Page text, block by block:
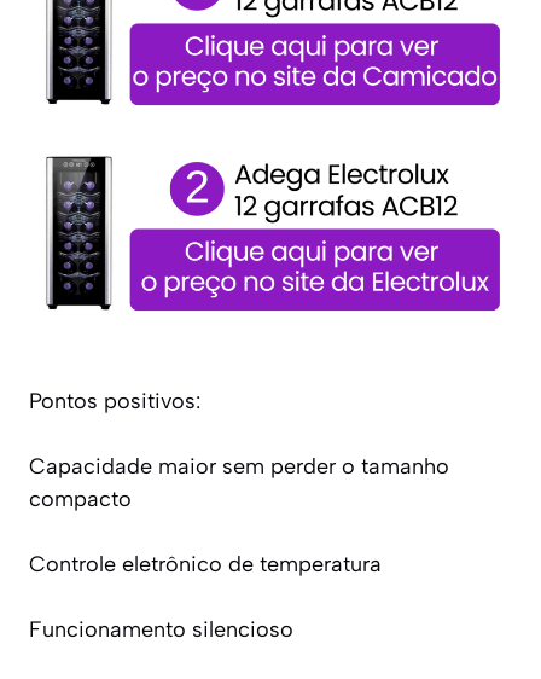
Pontos positivos:
Capacidade maior sem perder o tamanho
compacto
Controle eletrônico de temperatura
Funcionamento silencioso